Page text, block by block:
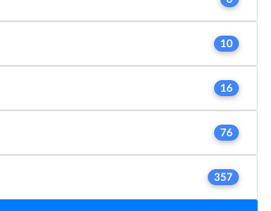
10
16
76
357